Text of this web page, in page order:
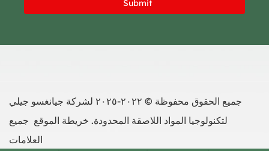
جميع الحقوق محفوظة © ٢٠٢٢-٢٠٢٥ لشركة جيانغسو جيلي
لتكنولوجيا المواد اللاصقة المحدودة. خريطة الموقع جميع
العلامات